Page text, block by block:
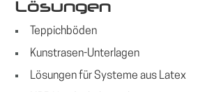
Lösungen
Teppichböden
Kunstrasen-Unterlagen
Lösungen für Systeme aus Latex